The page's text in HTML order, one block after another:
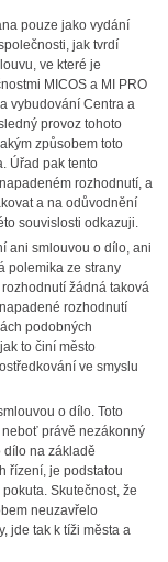
pouze jako vydání
jak tvrdí
ve které je
MICOS a MI PRO
vybudování Centra a
provoz tohoto
způsobem toto
Úřad pak tento
rozhodnutí, a
a na odůvodnění
souvislosti odkazuji.
ani smlouvou o dílo, ani
polemika ze strany
žádná taková
rozhodnutí
podobných
to činí město
ve smyslu
o dílo. Toto
právě nezákonný
dílo na základě
řízení, je podstatou
Skutečnost, že
neuzavřelo
jde tak k tíži města a